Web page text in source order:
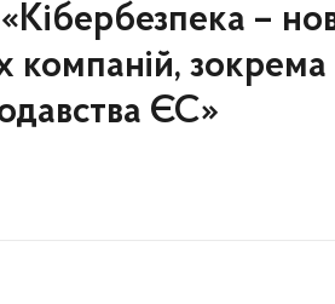
–
компаній, зокрема
ЄС»